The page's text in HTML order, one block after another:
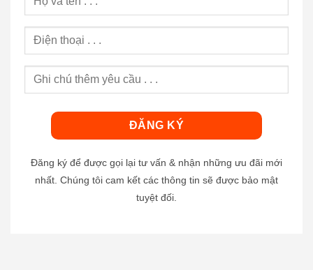
Đăng ký để được gọi lại tư vấn & nhận những ưu đãi mới
nhất. Chúng tôi cam kết các thông tin sẽ được bảo mật
tuyệt đối.